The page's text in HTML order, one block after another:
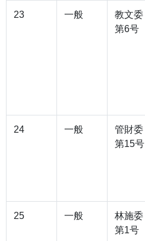
23 一般
教文委
第6号
24 一般
管財委
第15号
25 一般
林施委
第1号